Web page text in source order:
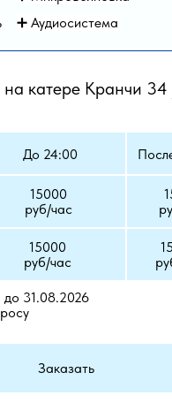
на катере Кранчи 34
15000
руб/час
До 24:00
Заказать
15000
руб/час
➕ Аудиосистема
до 31.08.2026